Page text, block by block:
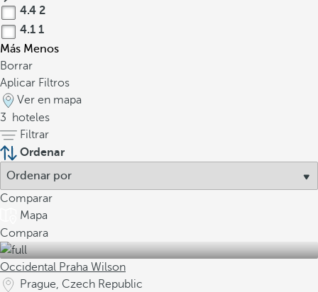
4.4 2
4.1 1
Más Menos
Borrar
Aplicar Filtros
Ver en mapa
3
hoteles
Filtrar
Ordenar
Comparar
Mapa
Compara
Occidental Praha Wilson
Prague, Czech Republic